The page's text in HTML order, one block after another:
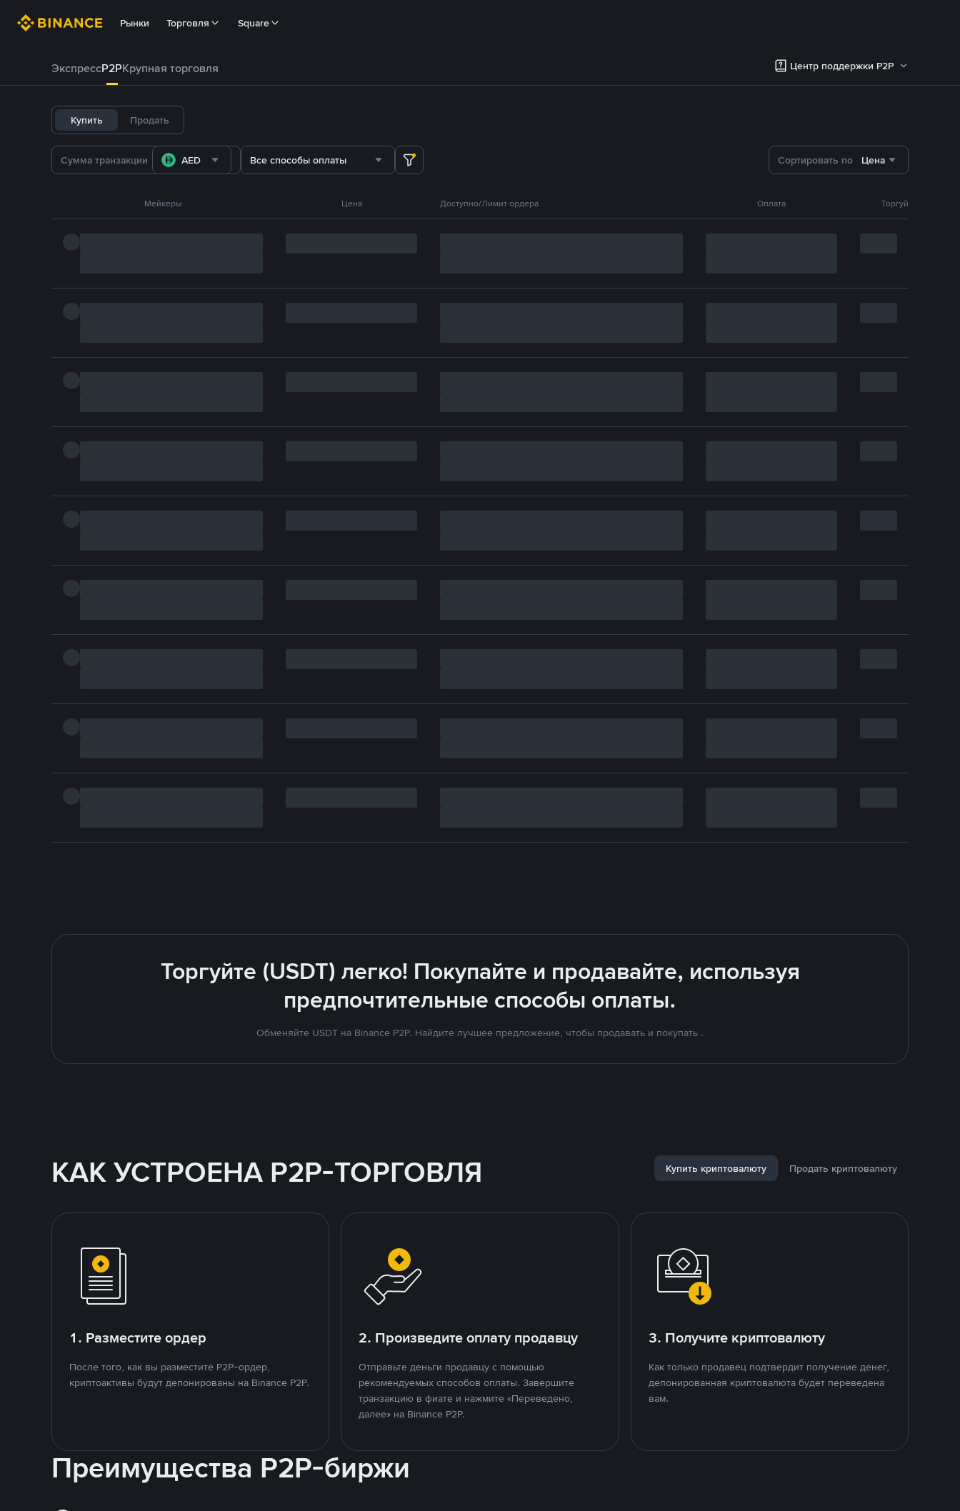
Рынки Торговля Square
ЭкспрессP2PКрупная торговля Центр поддержки P2P
Купить Продать
AED Все способы оплаты Сортировать по Цена
Мейкеры Цена Доступно/Лимит ордера Оплата Торгуй
Торгуйте (USDT) легко! Покупайте и продавайте, используя
предпочтительные способы оплаты.
Обменяйте USDT на Binance P2P. Найдите лучшее предложение, чтобы продавать и покупать .
КАК УСТРОЕНА P2P-ТОРГОВЛЯ Купить криптовалюту Продать криптовалюту
1. Разместите ордер
После того, как вы разместите P2P-ордер,
криптоактивы будут депонированы на Binance P2P.
2. Произведите оплату продавцу
Отправьте деньги продавцу с помощью
рекомендуемых способов оплаты. Завершите
транзакцию в фиате и нажмите «Переведено,
далее» на Binance P2P.
3. Получите криптовалюту
Как только продавец подтвердит получение денег,
депонированная криптовалюта будет переведена
вам.
Преимущества P2P-биржи